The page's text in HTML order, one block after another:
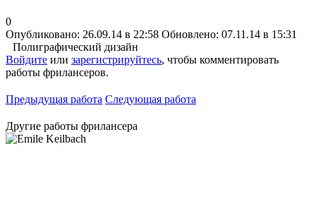
0
Опубликовано: 26.09.14 в 22:58 Обновлено: 07.11.14 в 15:31
Полиграфический дизайн
Войдите или зарегистрируйтесь, чтобы комментировать
работы фрилансеров.
Предыдущая работа Следующая работа
Другие работы фрилансера